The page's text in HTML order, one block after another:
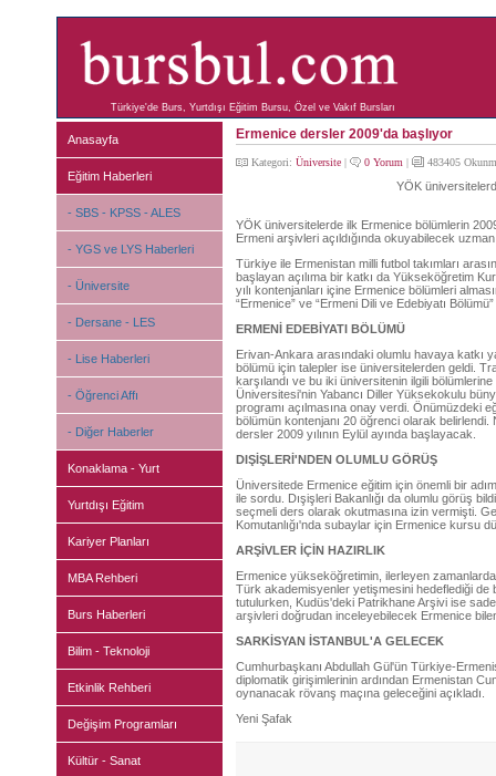
Türkiye'de Burs, Yurtdışı Eğitim Bursu, Özel ve Vakıf Bursları
Anasayfa
Eğitim Haberleri
- SBS - KPSS - ALES
- YGS ve LYS Haberleri
- Üniversite
- Dersane - LES
- Lise Haberleri
- Öğrenci Affı
- Diğer Haberler
Konaklama - Yurt
Yurtdışı Eğitim
Kariyer Planları
MBA Rehberi
Burs Haberleri
Bilim - Teknoloji
Etkinlik Rehberi
Değişim Programları
Kültür - Sanat
Ermenice dersler 2009'da başlıyor
Kategori: Üniversite| 0 Yorum | 483405
YÖK
YÖK üniversitelerde ilk Ermenice bölümlerin
Ermeni arşivleri açıldığında okuyabilecek
Türkiye ile Ermenistan milli futbol takımları
başlayan açılıma bir katkı da Yükseköğretim
yılı kontenjanları içine Ermenice bölümleri
“Ermenice” ve “Ermeni Dili ve Edebiyatı
ERMENİ EDEBİYATI BÖLÜMÜ
Erivan-Ankara arasındaki olumlu havaya katkı
bölümü için talepler ise üniversitelerden geldi.
karşılandı ve bu iki üniversitenin ilgili
Üniversitesi'nin Yabancı Diller Yüksekokulu
programı açılmasına onay verdi. Önümüzdeki
bölümün kontenjanı 20 öğrenci olarak
dersler 2009 yılının Eylül ayında başlayacak.
DIŞİŞLERİ'NDEN OLUMLU GÖRÜŞ
Üniversitede Ermenice eğitim için önemli bir
ile sordu. Dışişleri Bakanlığı da olumlu görüş
seçmeli ders olarak okutmasına izin vermişti.
Komutanlığı'nda subaylar için Ermenice kursu
ARŞİVLER İÇİN HAZIRLIK
Ermenice yükseköğretimin, ilerleyen
Türk akademisyenler yetişmesini hedeflediği de
tutulurken, Kudüs'deki Patrikhane Arşivi ise
arşivleri doğrudan inceleyebilecek Ermenice
SARKİSYAN İSTANBUL'A GELECEK
Cumhurbaşkanı Abdullah Gül'ün Türkiye-
diplomatik girişimlerinin ardından Ermenistan
oynanacak rövanş maçına geleceğini açıkladı.
Yeni Şafak